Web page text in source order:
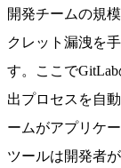
開発チームの規
クレット漏洩を
す。ここで
出プロセスを自
ームがアプリケ
ツールは開発者